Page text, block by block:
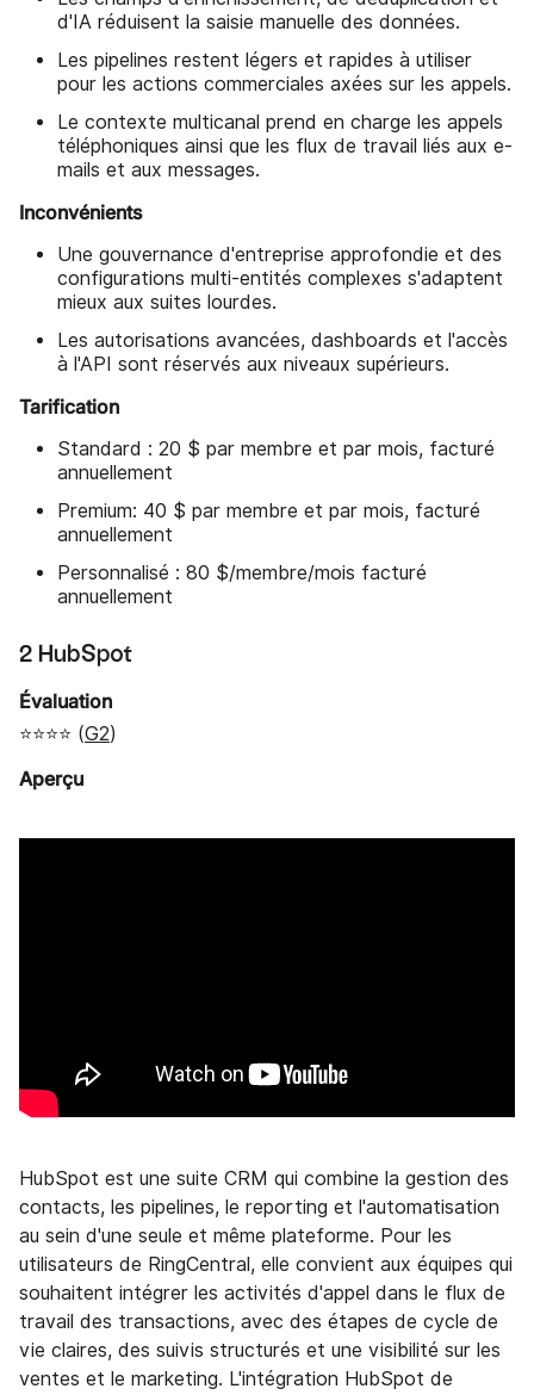
d'IA réduisent la saisie manuelle des données.
Les pipelines restent légers et rapides à utiliser
pour les actions commerciales axées sur les appels.
Le contexte multicanal prend en charge les appels
téléphoniques ainsi que les flux de travail liés aux e-
mails et aux messages.
Inconvénients
Une gouvernance d'entreprise approfondie et des
configurations multi-entités complexes s'adaptent
mieux aux suites lourdes.
Les autorisations avancées, dashboards et l'accès
à l'API sont réservés aux niveaux supérieurs.
Tarification
Standard : 20 $ par membre et par mois, facturé
annuellement
Premium: 40 $ par membre et par mois, facturé
annuellement
Personnalisé : 80 $/membre/mois facturé
annuellement
2 HubSpot
Évaluation
⭐⭐⭐⭐ (G2)
Aperçu
HubSpot est une suite CRM qui combine la gestion des
contacts, les pipelines, le reporting et l'automatisation
au sein d'une seule et même plateforme. Pour les
utilisateurs de RingCentral, elle convient aux équipes qui
souhaitent intégrer les activités d'appel dans le flux de
travail des transactions, avec des étapes de cycle de
vie claires, des suivis structurés et une visibilité sur les
ventes et le marketing. L'intégration HubSpot de